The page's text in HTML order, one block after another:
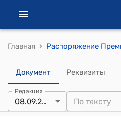
Главная ›
Документ Реквизиты
Редакция
08.09.2023